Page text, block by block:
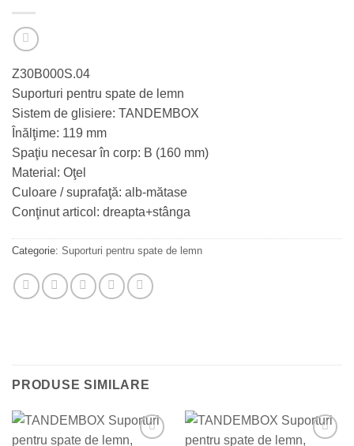
Z30B000S.04
Suporturi pentru spate de lemn
Sistem de glisiere: TANDEMBOX
Înălţime: 119 mm
Spaţiu necesar în corp: B (160 mm)
Material: Oţel
Culoare / suprafaţă: alb-mătase
Conţinut articol: dreapta+stânga
Categorie: Suporturi pentru spate de lemn
PRODUSE SIMILARE